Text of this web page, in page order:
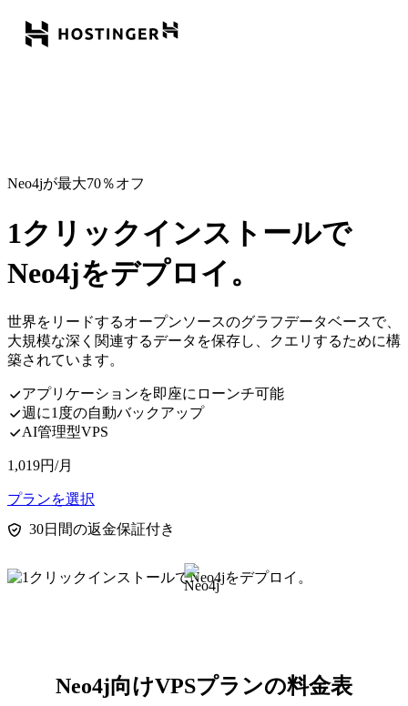
Neo4jが最大70％オフ
1クリックインストールで
Neo4jをデプロイ。
世界をリードするオープンソースのグラフデータベースで、
大規模な深く関連するデータを保存し、クエリするために構
築されています。
アプリケーションを即座にローンチ可能
週に1度の自動バックアップ
AI管理型VPS
1,019円/月
プランを選択
30日間の返金保証付き
Neo4j向けVPSプランの料金表